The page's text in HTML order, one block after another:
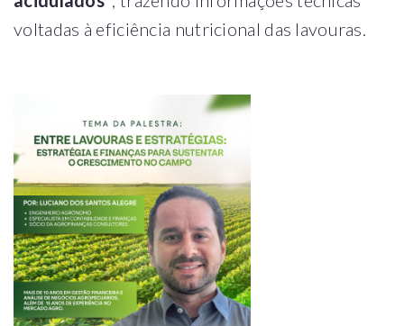
voltadas à eficiência nutricional das lavouras.